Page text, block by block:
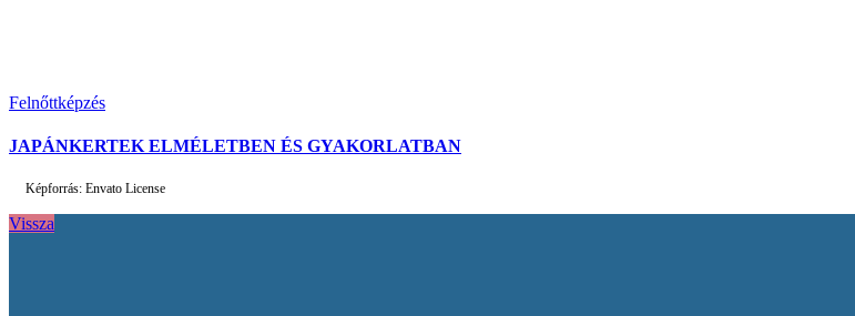
Felnőttképzés
JAPÁNKERTEK ELMÉLETBEN ÉS GYAKORLATBAN
Képforrás: Envato License
Vissza